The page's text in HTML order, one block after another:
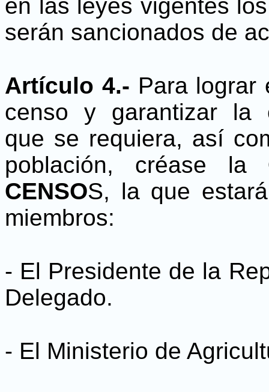
en las leyes vigentes
serán sancionados de
Artículo 4.- Para lograr
censo y garantizar la
que se requiera, así
población, créase la
CENSOS, la que
miembros:
- El Presidente de la
Delegado.
- El Ministerio de